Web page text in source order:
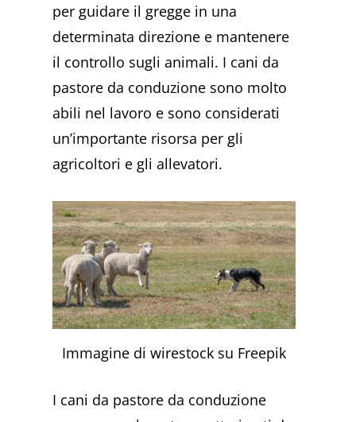
per guidare il gregge in una
determinata direzione e mantenere
il controllo sugli animali. I cani da
pastore da conduzione sono molto
abili nel lavoro e sono considerati
un’importante risorsa per gli
agricoltori e gli allevatori.
Immagine di wirestock su Freepik
I cani da pastore da conduzione